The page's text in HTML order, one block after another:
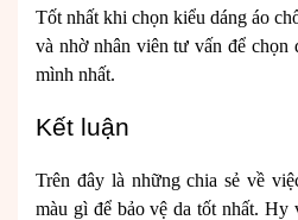
Tốt nhất khi chọn kiểu dáng áo
và nhờ nhân viên tư vấn để chọn
mình nhất.
Kết luận
Trên đây là những chia sẻ về
màu gì để bảo vệ da tốt nhất. Hy